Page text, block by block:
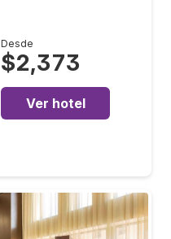
Desde
$2,373
Ver hotel